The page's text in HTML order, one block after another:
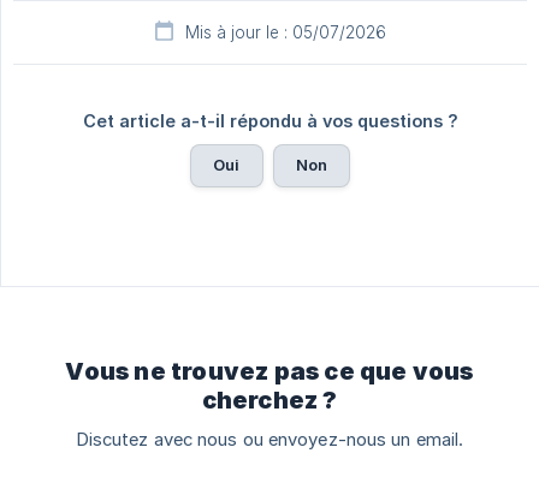
Mis à jour le : 05/07/2026
Cet article a-t-il répondu à vos questions ?
Oui Non
Vous ne trouvez pas ce que vous
cherchez ?
Discutez avec nous ou envoyez-nous un email.